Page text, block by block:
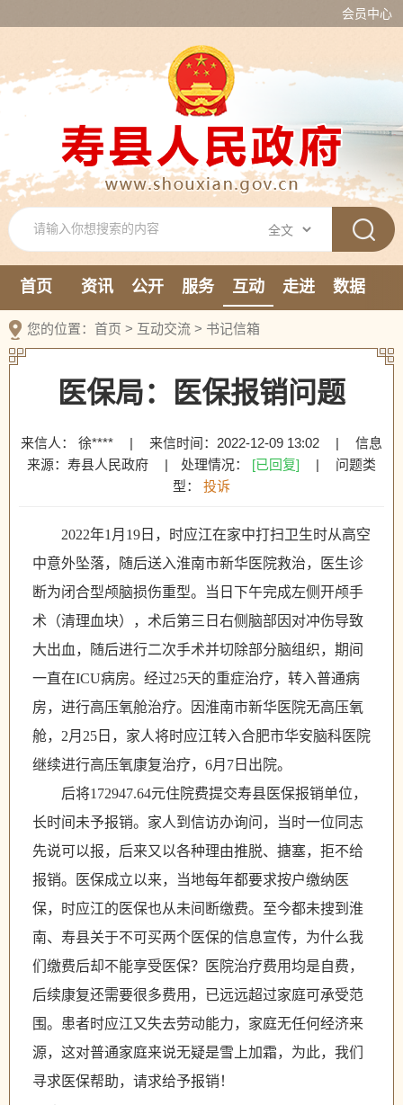
会员中心
首页 资讯 公开 服务 互动 走进
数据
您的位置： 首页 > 互动交流 > 书记信箱
医保局：医保报销问题
来信人： 徐**** | 来信时间：2022-12-09 13:02 |
信息
来源：寿县人民政府
| 处理情况： [已回复] |
问题类
型：
投诉
2022年1 月 19 日，时应江在家中打扫卫生时从高空
中意外坠落，随后送入淮南市新华医院救治，医生诊
断为闭合型颅脑损伤重型。当日下午完成左侧开颅手
术（清理血块），术后第三日右侧脑部因对冲伤导致
大出血，随后进行二次手术并切除部分脑组织，期间
一直在ICU病房。经过25天的重症治疗，转入普通病
房，进行高压氧舱治疗。因淮南市新华医院无高压氧
舱， 2月 25 日，家人将时应江转入合肥市华安脑科医院
继续进行高压氧康复治疗， 6月 7 日出院。
后将172947.64元住院费提交寿县医保报销单位，
长时间未予报销。家人到信访办询问，当时一位同志
先说可以报，后来又以各种理由推脱、搪塞，拒不给
报销。医保成立以来，当地每年都要求按户缴纳医
保，时应江的医保也从未间断缴费。至今都未搜到淮
南、寿县关于不可买两个医保的信息宣传，为什么我
们缴费后却不能享受医保？医院治疗费用均是自费，
后续康复还需要很多费用，已远远超过家庭可承受范
围。患者时应江又失去劳动能力，家庭无任何经济来
源，这对普通家庭来说无疑是雪上加霜，为此，我们
寻求医保帮助，请求给予报销！